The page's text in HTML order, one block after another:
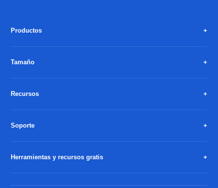
Productos
Tamaño
Recursos
Soporte
Herramientas y recursos gratis